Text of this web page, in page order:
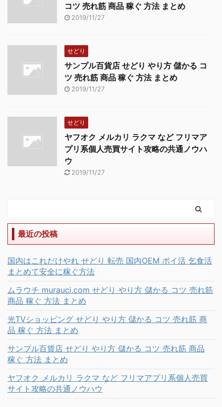
コツ 売れ筋 商品 稼ぐ 方法 まとめ
2019/11/27
せどり
サンプル百貨店 せどり やり方 儲かる コ
ツ 売れ筋 商品 稼ぐ 方法 まとめ
2019/11/27
せどり
ヤフオク メルカリ ラクマ など フリマア
プリ系個人売買サイト攻略の共通ノウハ
ウ
2019/11/27
最近の投稿
国内はこれだけやれ せどり 転売 国内OEM ポイ活 乞食活
まとめて安全に稼ぐ方法
ムラウチ murauci.com せどり やり方 儲かる コツ 売れ筋
商品 稼ぐ 方法 まとめ
光TVショッピング せどり やり方 儲かる コツ 売れ筋 商
品 稼ぐ 方法 まとめ
サンプル百貨店 せどり やり方 儲かる コツ 売れ筋 商品
稼ぐ 方法 まとめ
ヤフオク メルカリ ラクマ など フリマアプリ系個人売買
サイト攻略の共通ノウハウ